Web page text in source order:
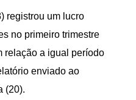
registrou um lucro
no primeiro trimestre
relação a igual período
enviado ao
(20).